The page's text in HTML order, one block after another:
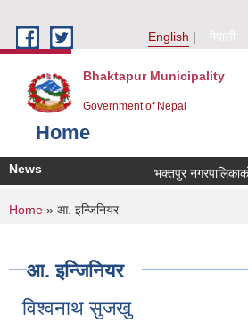
English
नेपाली
Bhaktapur Municipality
Government of Nepal
Home
News भक्तपुर
You are here
Home » आ. इन्जिनियर
आ. इन्जिनियर
विश्वनाथ सुजखु